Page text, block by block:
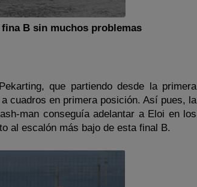
B sin muchos problemas
que partiendo desde la primera
cuadros en primera posición. Así pues, la
man conseguía adelantar a Eloi en los
al escalón más bajo de esta final B.